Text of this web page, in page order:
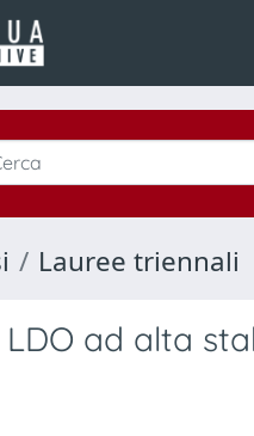
Lauree triennali
ad alta